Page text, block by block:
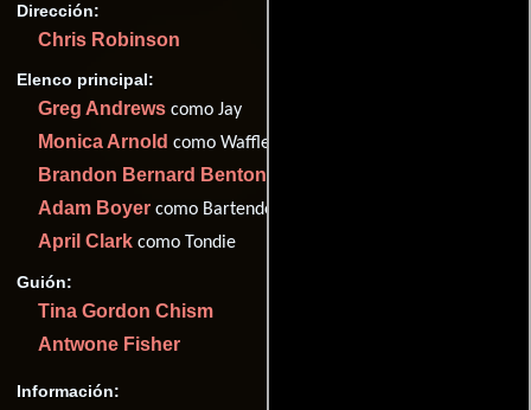
Dirección:
Chris Robinson
Elenco principal:
Greg Andrews como Jay
Monica Arnold como Waffle House Waitress (as Monica)
Brandon Bernard Benton
Adam Boyer como Bartender
April Clark como Tondie
Guión:
Tina Gordon Chism
Antwone Fisher
Información: